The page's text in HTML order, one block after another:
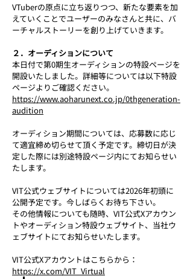
VTuberの原点に立ち返りつつ、新たな要素を加
えていくことでユーザーのみなさんと共に、バ
ーチャルストーリーを創り上げていきます。
２．オーディションについて
本日付で第0期生オーディションの特設ページを
開設いたしました。詳細等については以下特設
ページよりご確認ください。
https://www.aoharunext.co.jp/0thgeneration-
audition
オーディション期間については、応募数に応じ
て適宜締め切らせて頂く予定です。締切日が決
定した際には別途特設ページ内にてお知らせい
たします。
VIT公式ウェブサイトについては2026年初頭に
公開予定です。今しばらくお待ち下さい。
その他情報についても随時、VIT公式Xアカウン
トやオーディション特設ウェブサイト、当社ウ
ェブサイトにてお知らせいたします。
VIT公式Xアカウントはこちらから：
https://x.com/VIT_Virtual